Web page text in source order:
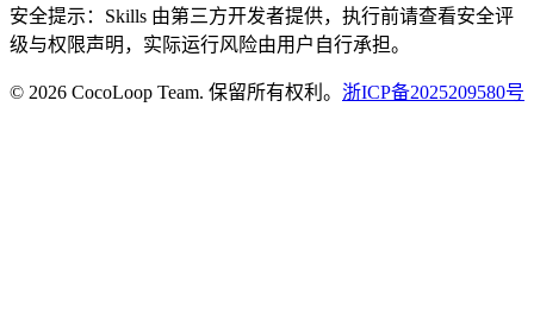
安全提示：Skills 由第三方开发者提供，执行前请查看安全评
级与权限声明，实际运行风险由用户自行承担。
© 2026 CocoLoop Team. 保留所有权利。 浙ICP备2025209580号